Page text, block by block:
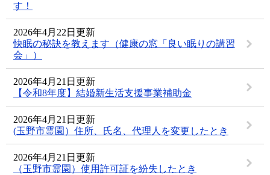
す！
2026年4月22日更新
快眠の秘訣を教えます（健康の窓「良い眠りの講習
会」）
2026年4月21日更新
【令和8年度】結婚新生活支援事業補助金
2026年4月21日更新
(玉野市霊園）住所、氏名、代理人を変更したとき
2026年4月21日更新
（玉野市霊園）使用許可証を紛失したとき